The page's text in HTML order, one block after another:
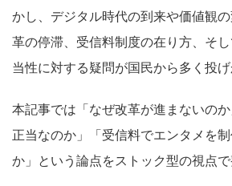
かし、デジタル時代の到来や価値観
革の停滞、受信料制度の在り方、そ
当性に対する疑問が国民から多く投げ
本記事では「なぜ改革が進まないの
正当なのか」「受信料でエンタメを
か」という論点をストック型の視点で